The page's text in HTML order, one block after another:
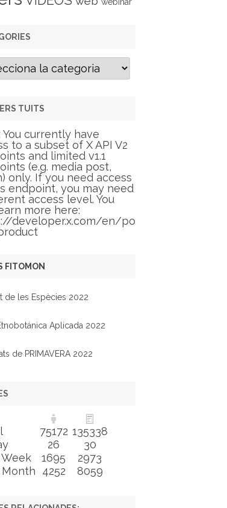
TUITS
You currently have
to a subset of X API V2
and limited v1.1
(e.g. media post,
only. If you need access
endpoint, you may need
access level. You
more here:
developer.x.com/en/po
FITOMON
de les Espècies 2022
Aplicada 2022
de PRIMAVERA 2022
75172 135338
26
30
1695
2973
Month
4252 8059